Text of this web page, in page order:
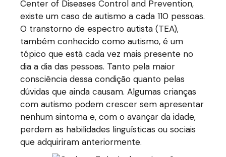
Center of Diseases Control and Prevention,
existe um caso de autismo a cada 110 pessoas.
O transtorno de espectro autista (TEA),
também conhecido como autismo, é um
tópico que está cada vez mais presente no
dia a dia das pessoas. Tanto pela maior
consciência dessa condição quanto pelas
dúvidas que ainda causam. Algumas crianças
com autismo podem crescer sem apresentar
nenhum sintoma e, com o avançar da idade,
perdem as habilidades linguísticas ou sociais
que adquiriram anteriormente.